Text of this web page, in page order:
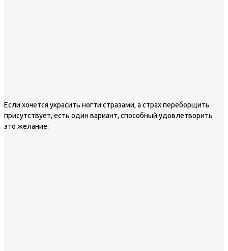
Если хочется украсить ногти стразами, а страх переборщить
присутствует, есть один вариант, способный удовлетворить
это желание: